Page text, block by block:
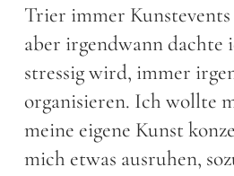
Trier immer
aber irgendwann dachte
stressig wird, immer
organisieren. Ich wollte
meine eigene Kunst
mich etwas ausruhen,